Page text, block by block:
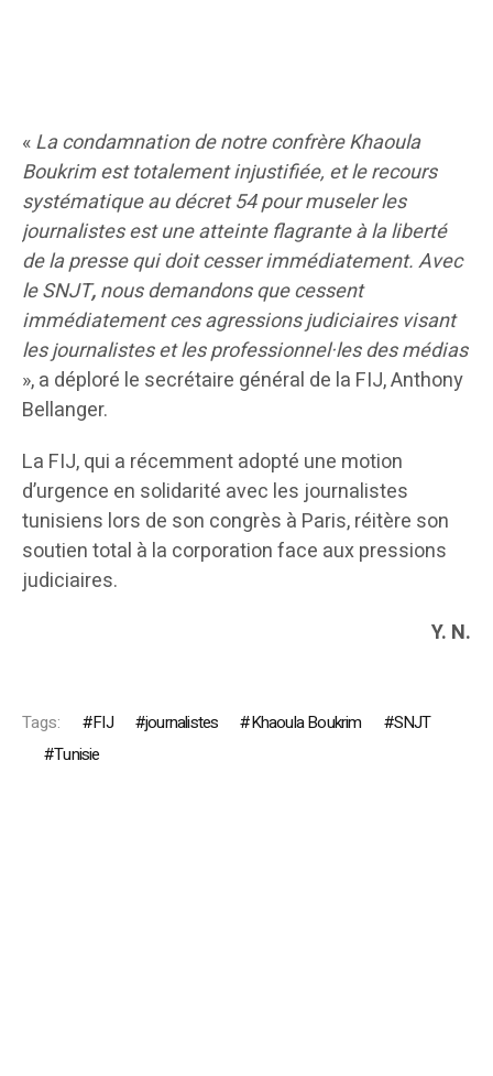
«La condamnation de notre confrère Khaoula
Boukrim est totalement injustifiée, et le recours
systématique au décret 54 pour museler les
journalistes est une atteinte flagrante à la liberté
de la presse qui doit cesser immédiatement. Avec
le SNJT,nous demandons que cessent
immédiatement ces agressions judiciaires visant
les journalistes et les professionnel·les des médias
», a déploré le secrétaire général de la FIJ, Anthony
Bellanger.
La FIJ, qui a récemment adopté une motion
d’urgence en solidarité avec les journalistes
tunisiens lors de son congrès à Paris, réitère son
soutien total à la corporation face aux pressions
judiciaires.
Y. N.
Tags: FIJ journalistes Khaoula Boukrim
SNJT
Tunisie